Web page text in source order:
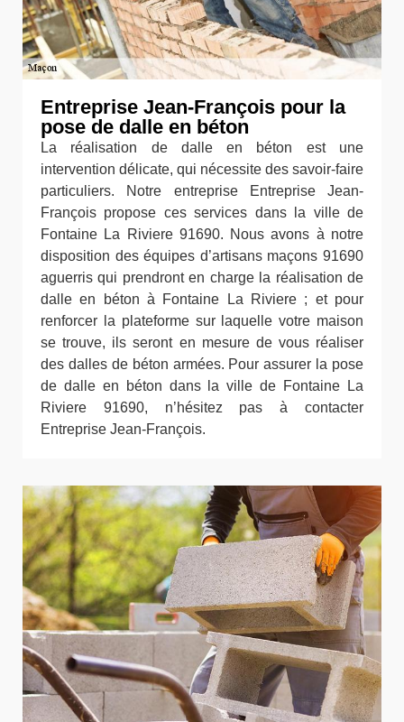
Entreprise Jean-François pour la
pose de dalle en béton
La réalisation de dalle en béton est une
intervention délicate, qui nécessite des savoir-faire
particuliers. Notre entreprise Entreprise Jean-
François propose ces services dans la ville de
Fontaine La Riviere 91690. Nous avons à notre
disposition des équipes d’artisans maçons 91690
aguerris qui prendront en charge la réalisation de
dalle en béton à Fontaine La Riviere ; et pour
renforcer la plateforme sur laquelle votre maison
se trouve, ils seront en mesure de vous réaliser
des dalles de béton armées. Pour assurer la pose
de dalle en béton dans la ville de Fontaine La
Riviere 91690, n’hésitez pas à contacter
Entreprise Jean-François.